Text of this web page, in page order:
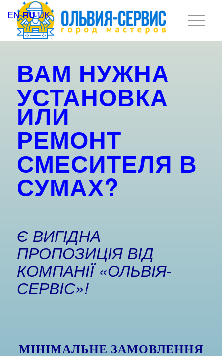
ВАМ НУЖНА
УСТАНОВКА
ИЛИ
РЕМОНТ
СМЕСИТЕЛЯ В
СУМАХ?
Є ВИГІДНА
ПРОПОЗИЦІЯ ВІД
КОМПАНІЇ «ОЛЬВІЯ-
СЕРВІС»!
МІНІМАЛЬНЕ ЗАМОВЛЕННЯ
ENRUUK